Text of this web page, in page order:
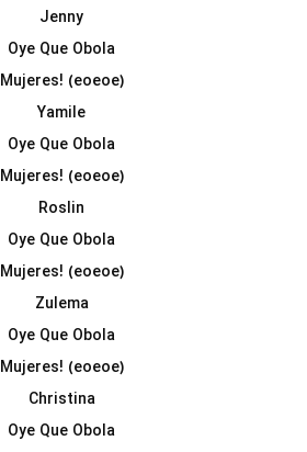
Jenny
Oye Que Obola
Mujeres! (eoeoe)
Yamile
Oye Que Obola
Mujeres! (eoeoe)
Roslin
Oye Que Obola
Mujeres! (eoeoe)
Zulema
Oye Que Obola
Mujeres! (eoeoe)
Christina
Oye Que Obola